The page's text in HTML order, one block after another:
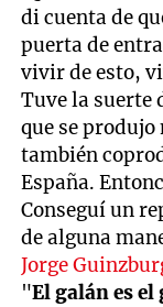
di cuenta de
puerta de
vivir de esto,
Tuve la suerte
que se
también
España.
Conseguí un
de alguna
Jorge
"El galán es